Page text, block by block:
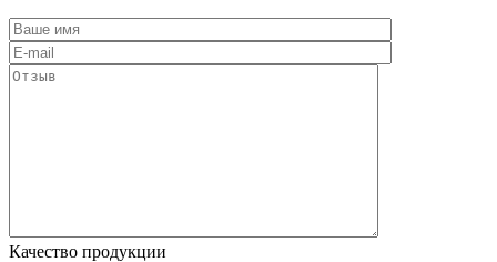
Качество продукции